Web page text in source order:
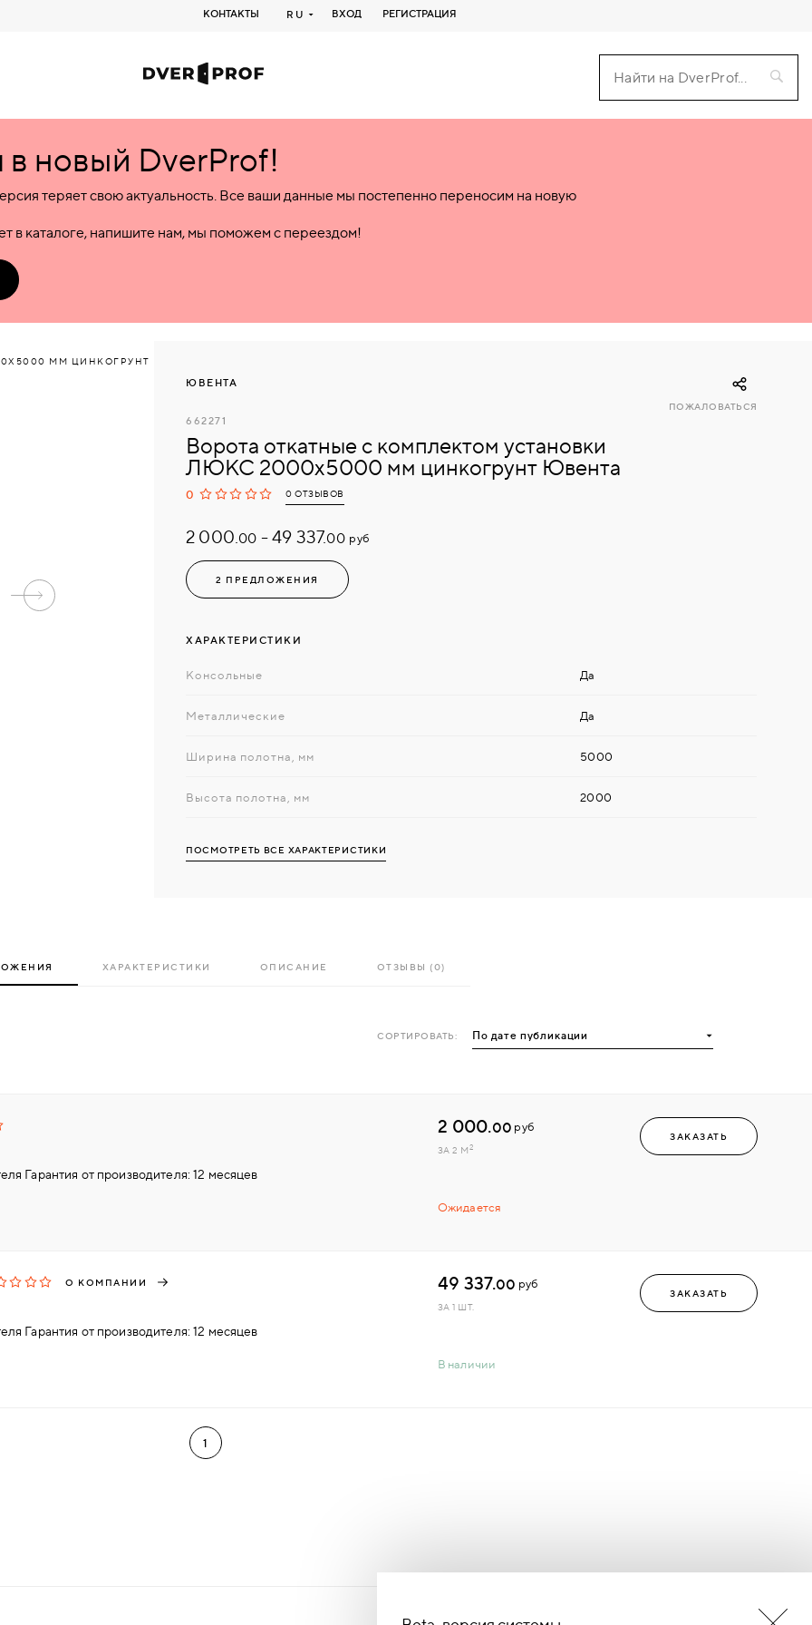
КОНТАКТЫ RU ВХОД РЕГИСТРАЦИЯ
новый DverProf!
теряет свою актуальность. Все ваши данные мы постепенно переносим на новую
в каталоге, напишите нам, мы поможем с переездом!
ММ ЦИНКОГРУНТ
ЮВЕНТА
662271
Ворота откатные с комплектом установки
ЛЮКС 2000х5000 мм цинкогрунт Ювента
0 0 ОТЗЫВОВ
2 000.00 -49 337.00руб
2 ПРЕДЛОЖЕНИЯ
ПОЖАЛОВАТЬСЯ
ХАРАКТЕРИСТИКИ
Консольные Да
Металлические Да
Ширина полотна, мм 5000
Высота полотна, мм 2000
ПОСМОТРЕТЬ ВСЕ ХАРАКТЕРИСТИКИ
ХАРАКТЕРИСТИКИ ОПИСАНИЕ ОТЗЫВЫ (0)
СОРТИРОВАТЬ:
Гарантия от производителя: 12 месяцев
Ожидается
2 000.00 руб
ЗА 2 М 2
ЗАКАЗАТЬ
О КОМПАНИИ
Гарантия от производителя: 12 месяцев
В наличии
49 337.00 руб
ЗА 1 ШТ.
ЗАКАЗАТЬ
1